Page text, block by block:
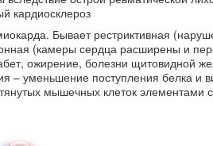
кардиосклероз
Бывает рестриктивная
(камеры сердца расширены и
ожирение, болезни щитовидной
– уменьшение поступления белка и
мышечных клеток элементами